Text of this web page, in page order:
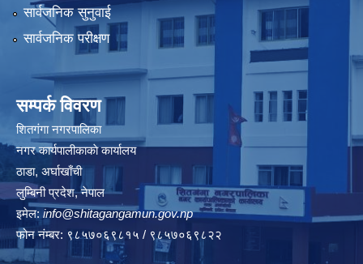
सार्वजनिक सुनुवाई
सार्वजनिक परीक्षण
सम्पर्क विवरण
शितगंगा नगरपालिका
नगर कार्यपालीकाकाे कार्यालय
ठाडा, अर्घाखाँची
लुम्बिनी प्रदेश, नेपाल
इमेल: info@shitagangamun.gov.np
फोन नंम्बर: ९८५७०६९८१५ / ९८५७०६९८२२